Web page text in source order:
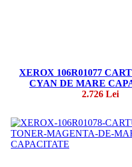
XEROX 106R01077
CYAN DE MARE
2.726 Lei